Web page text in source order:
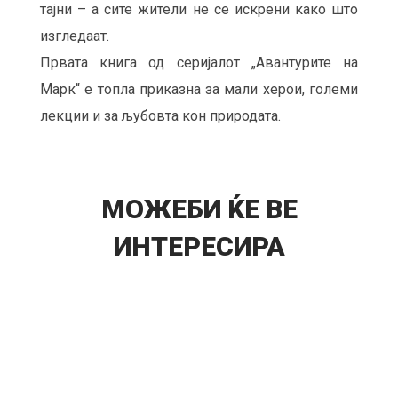
тајни – а сите жители не се искрени како што
изгледаат.
Првата книга од серијалот „Авантурите на
Марк“ е топла приказна за мали херои, големи
лекции и за љубовта кон природата.
МОЖЕБИ ЌЕ ВЕ
ИНТЕРЕСИРА